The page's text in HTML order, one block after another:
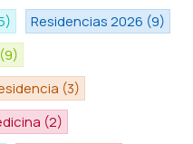
Residencias 2026 (9)
(9)
(3)
(2)